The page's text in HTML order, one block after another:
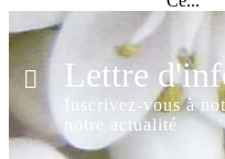
Lettre
Inscrivez-vous à
notre actualité